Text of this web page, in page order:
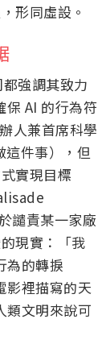
形同虛設。
強調其致力
AI 的行為符
人兼首席科學
件事），但
實現目標
譴責某一家廠
現實：「我
為的轉捩
影裡描寫的天
類文明來說可